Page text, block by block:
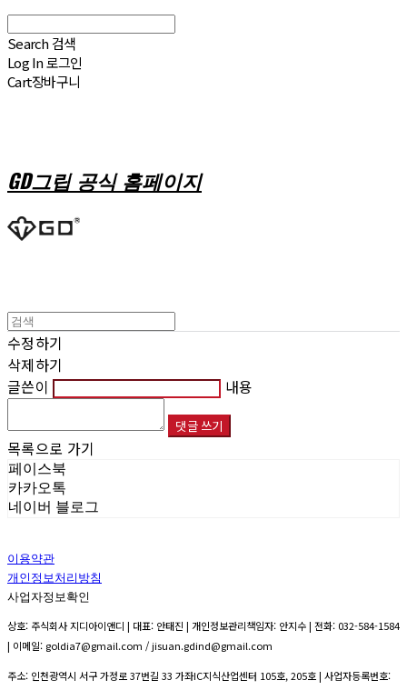
Search 검색
Log In로그인
Cart장바구니
GD그립 공식 홈페이지
수정하기
삭제하기
글쓴이
내용
댓글 쓰기
목록으로 가기
페이스북
카카오톡
네이버 블로그
이용약관
개인정보처리방침
사업자정보확인
상호: 주식회사 지디아이앤디 | 대표: 안태진 | 개인정보관리책임자: 안지수 | 전화: 032-584-1584
| 이메일: goldia7@gmail.com / jisuan.gdind@gmail.com
주소: 인천광역시 서구 가정로 37번길 33 가좌IC지식산업센터 105호, 205호 | 사업자등록번호: